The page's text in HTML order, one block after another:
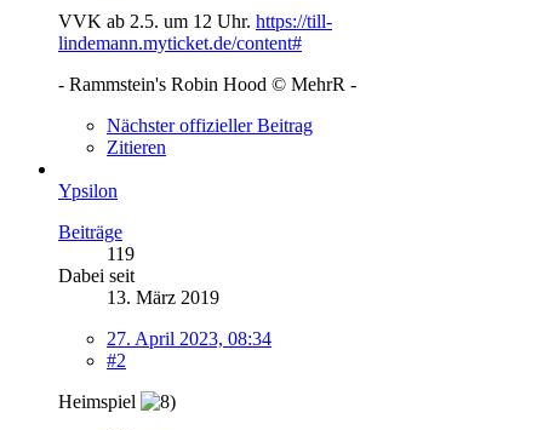
VVK ab 2.5. um 12 Uhr. https://till-
lindemann.myticket.de/content#
- Rammstein's Robin Hood © MehrR -
Nächster offizieller Beitrag
Zitieren
Ypsilon
Beiträge
119
Dabei seit
13. März 2019
27. April 2023, 08:34
#2
Heimspiel